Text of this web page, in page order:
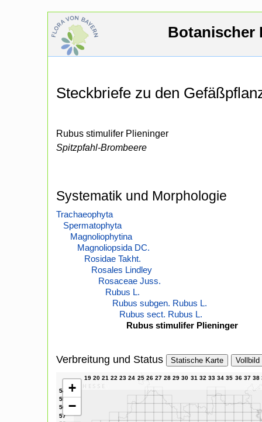
Botanischer
Steckbriefe zu den
Rubus stimulifer Plieninger
Spitzpfahl-Brombeere
Systematik und Morphologie
Trachaeophyta
Spermatophyta
Magnoliophytina
Magnoliopsida DC.
Rosidae Takht.
Rosales Lindley
Rosaceae Juss.
Rubus L.
Rubus subgen. Rubus L.
Rubus sect. Rubus L.
Rubus stimulifer Plieninger
Verbreitung und Status Statische Karte Vollbild
+
−